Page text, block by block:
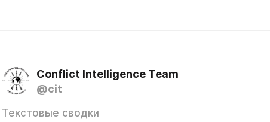
Conflict Intelligence Team
@cit
Текстовые сводки